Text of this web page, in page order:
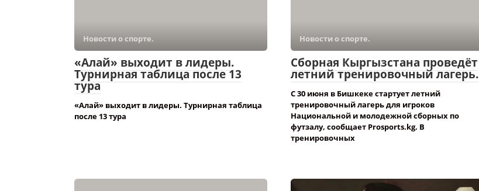
Новости о спорте.
«Алай» выходит в лидеры.
Турнирная таблица после 13
тура
«Алай» выходит в лидеры. Турнирная таблица
после 13 тура
Новости о спорте.
Сборная Кыргызстана проведёт
летний тренировочный лагерь.
С 30 июня в Бишкеке стартует летний
тренировочный лагерь для игроков
Национальной и молодежной сборных по
футзалу, сообщает Prosports.kg. В
тренировочных